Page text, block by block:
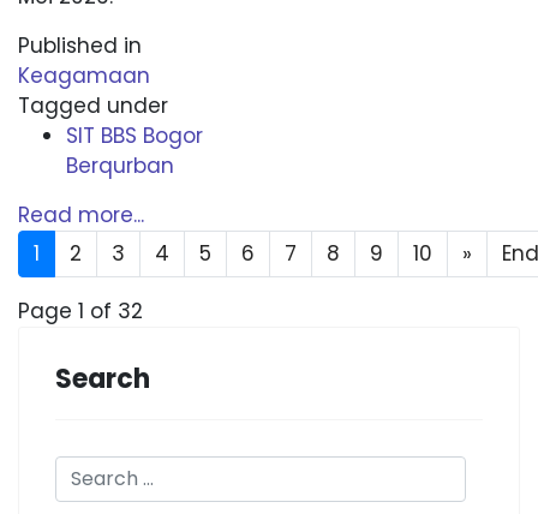
Published in
Keagamaan
Tagged under
SIT BBS Bogor
Berqurban
Read more...
1
2 3 4 5 6 7 8 9 10 »
End
Page 1 of 32
Search